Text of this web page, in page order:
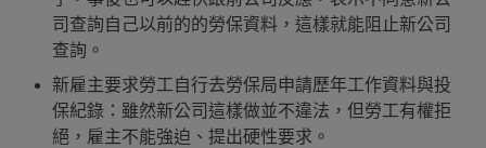
司查詢自己以前的的勞保資料，這樣就能阻止新公司
查詢。
新雇主要求勞工自行去勞保局申請歷年工作資料與投
保紀錄：雖然新公司這樣做並不違法，但勞工有權拒
絕，雇主不能強迫、提出硬性要求。